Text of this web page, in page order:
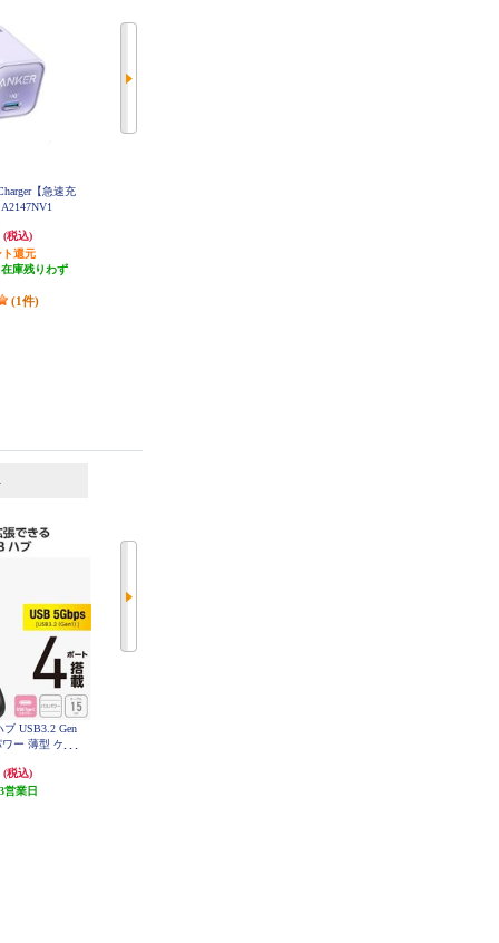
【急速充
(税込)
ト還元
庫残りわず
(1件)
ブ USB3.2 Gen
ー 薄型 ケー
(税込)
3営業日